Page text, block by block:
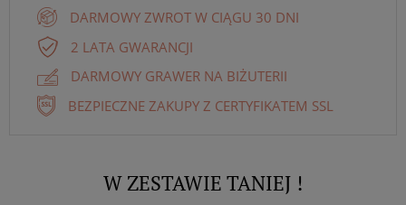
DARMOWY ZWROT W CIĄGU 30 DNI
2 LATA GWARANCJI
DARMOWY GRAWER NA BIŻUTERII
BEZPIECZNE ZAKUPY Z CERTYFIKATEM SSL
W ZESTAWIE TANIEJ !